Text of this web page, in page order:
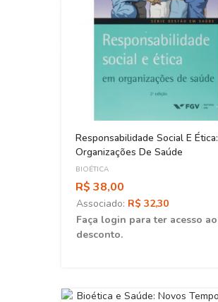
Responsabilidade Social E Ética:
Organizações De Saúde
BIOÉTICA
R$ 38,00
Associado: R$ 32,30
Faça login para ter acesso ao
desconto.